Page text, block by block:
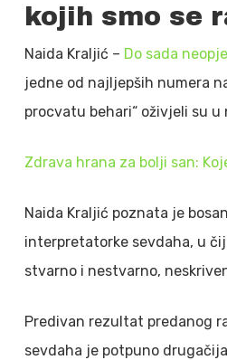
kojih smo se
Naida Kraljić – Do sada
jedne od najljepših numera
procvatu behari“ oživjeli su
Zdrava hrana za bolji san:
Naida Kraljić poznata je
interpretatorke sevdaha, u
stvarno i nestvarno,
Predivan rezultat predanog
sevdaha je potpuno